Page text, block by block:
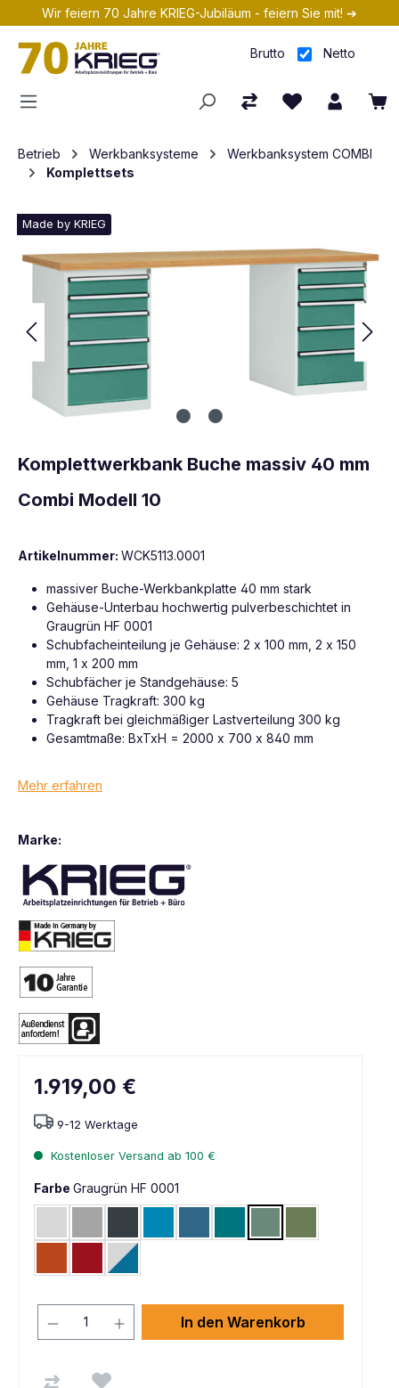
Zum Hauptinhalt springen
Wir feiern 70 Jahre KRIEG-Jubiläum - feiern Sie mit! ➔
Brutto Netto
Betrieb Werkbanksysteme
Werkbanksystem COMBI
Komplettsets
Made by KRIEG
Komplettwerkbank Buche massiv 40 mm
Combi Modell 10
Artikelnummer: WCK5113.0001
massiver Buche-Werkbankplatte 40 mm stark
Gehäuse-Unterbau hochwertig pulverbeschichtet in
Graugrün HF 0001
Schubfacheinteilung je Gehäuse: 2 x 100 mm, 2 x 150
mm, 1 x 200 mm
Schubfächer je Standgehäuse: 5
Gehäuse Tragkraft: 300 kg
Tragkraft bei gleichmäßiger Lastverteilung 300 kg
Gesamtmaße: BxTxH = 2000 x 700 x 840 mm
Mehr erfahren
Marke:
1.919,00 €
9-12 Werktage
Kostenloser Versand ab 100 €
Farbe Graugrün HF 0001
Rotorange RAL 2001
Rubinrot RAL 3003
In den Warenkorb